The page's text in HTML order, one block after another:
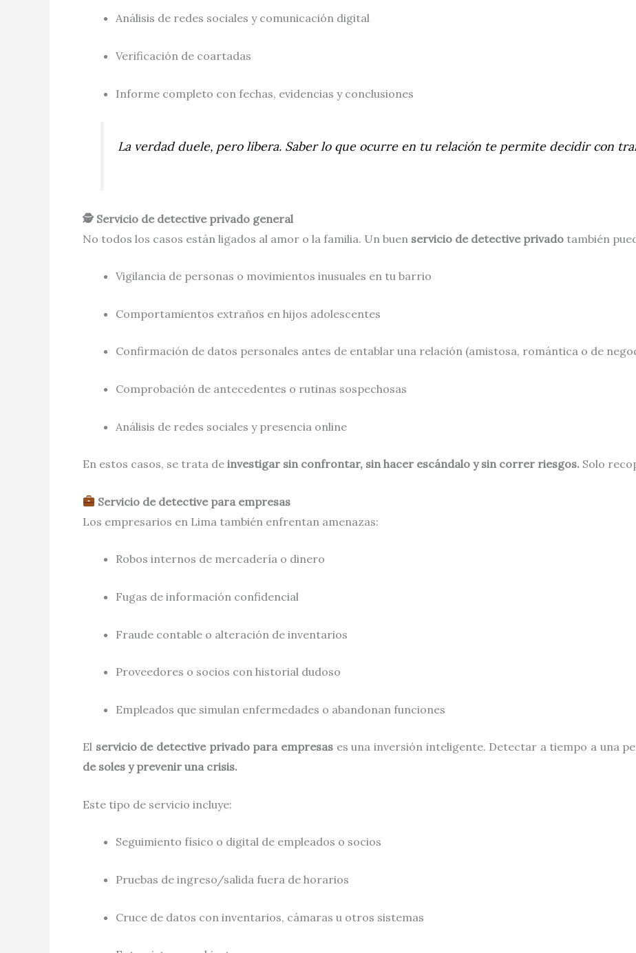
Análisis de redes sociales y comunicación digital
Verificación de coartadas
Informe completo con fechas, evidencias y conclusiones
La verdad duele, pero libera. Saber lo que ocurre en tu relación te permite decidir con
🕵️ Servicio de detective privado general
No todos los casos están ligados al amor o la familia. Un buen servicio de detective privado también
Vigilancia de personas o movimientos inusuales en tu barrio
Comportamientos extraños en hijos adolescentes
Confirmación de datos personales antes de entablar una relación (amistosa, romántica o de
Comprobación de antecedentes o rutinas sospechosas
Análisis de redes sociales y presencia online
En estos casos, se trata de investigar sin confrontar, sin hacer escándalo y sin correr riesgos. Solo
Servicio de detective para empresas
Los empresarios en Lima también enfrentan amenazas:
Robos internos de mercadería o dinero
Fugas de información confidencial
Fraude contable o alteración de inventarios
Proveedores o socios con historial dudoso
Empleados que simulan enfermedades o abandonan funciones
El servicio de detective privado para empresases una inversión inteligente. Detectar a tiempo a una
de soles y prevenir una crisis.
Este tipo de servicio incluye:
Seguimiento físico o digital de empleados o socios
Pruebas de ingreso/salida fuera de horarios
Cruce de datos con inventarios, cámaras u otros sistemas